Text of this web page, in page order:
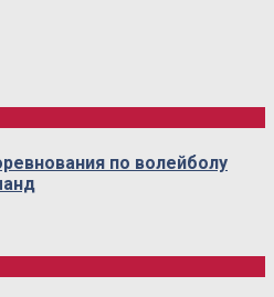
по волейболу